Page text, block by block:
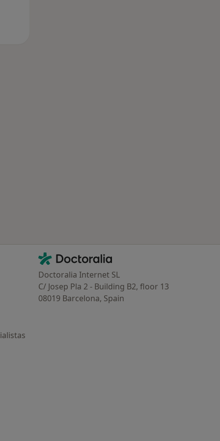
Contacto
Doctoralia - Página de inicio
Doctoralia Internet SL
C/ Josep Pla 2 - Building B2, floor 13
08019 Barcelona, Spain